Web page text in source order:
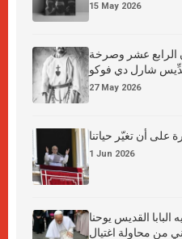
15 May 2026
الرابع عشر وصرخة
شارل دي فوكو
27 May 2026
على أن تغيّر حياتنا
1 Jun 2026
البابا القديس يوحنا
من محاولة اغتيال